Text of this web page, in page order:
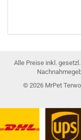
EIN.
Alle Preise inkl.
© 2026 MrPet